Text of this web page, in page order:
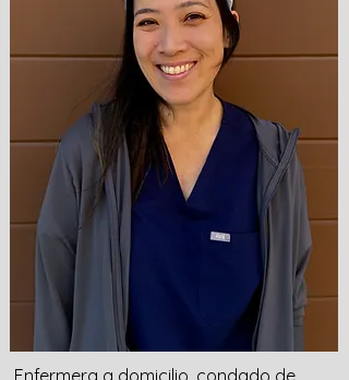
Enfermera a domicilio, condado de